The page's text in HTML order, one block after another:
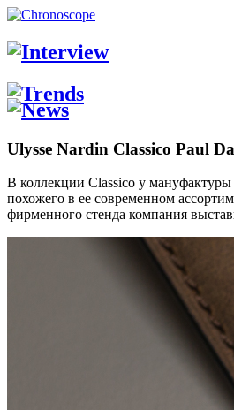
Ulysse Nardin Classico Paul
В коллекции Classico у мануфактуры
похожего в ее современном
фирменного стенда компания